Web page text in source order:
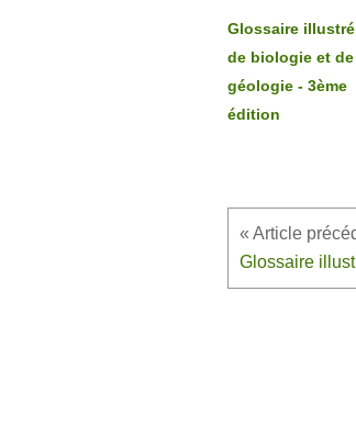
Glossaire illustré
de biologie et de
géologie - 3ème
édition